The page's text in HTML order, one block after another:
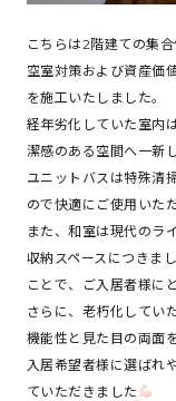
こちらは2階建ての集合
空室対策および資産価
を施工いたしました。
経年劣化していた室内
潔感のある空間へ一新
ユニットバスは特殊清
ので快適にご使用いた
また、和室は現代のラ
収納スペースにつきま
ことで、ご入居者様に
さらに、老朽化してい
機能性と見た目の両面
入居希望者様に選ばれ
ていただきました